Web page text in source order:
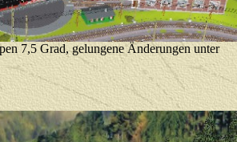
7,5 Grad, gelungene Änderungen unter